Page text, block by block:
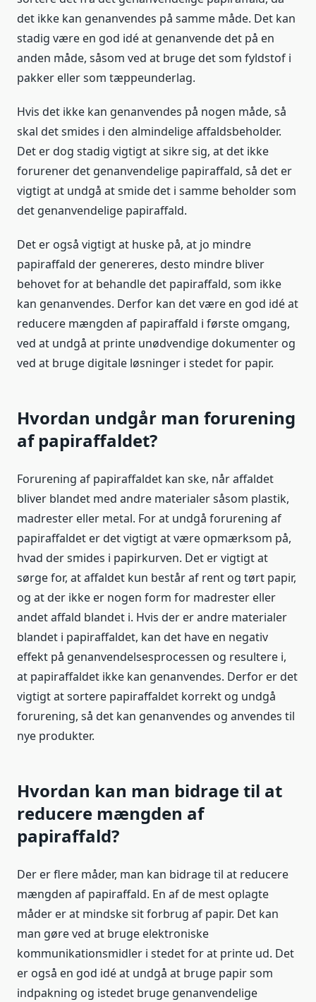
det ikke kan genanvendes på samme måde. Det kan
stadig være en god idé at genanvende det på en
anden måde, såsom ved at bruge det som fyldstof i
pakker eller som tæppeunderlag.
Hvis det ikke kan genanvendes på nogen måde, så
skal det smides i den almindelige affaldsbeholder.
Det er dog stadig vigtigt at sikre sig, at det ikke
forurener det genanvendelige papiraffald, så det er
vigtigt at undgå at smide det i samme beholder som
det genanvendelige papiraffald.
Det er også vigtigt at huske på, at jo mindre
papiraffald der genereres, desto mindre bliver
behovet for at behandle det papiraffald, som ikke
kan genanvendes. Derfor kan det være en god idé at
reducere mængden af papiraffald i første omgang,
ved at undgå at printe unødvendige dokumenter og
ved at bruge digitale løsninger i stedet for papir.
Hvordan undgår man forurening
af papiraffaldet?
Forurening af papiraffaldet kan ske, når affaldet
bliver blandet med andre materialer såsom plastik,
madrester eller metal. For at undgå forurening af
papiraffaldet er det vigtigt at være opmærksom på,
hvad der smides i papirkurven. Det er vigtigt at
sørge for, at affaldet kun består af rent og tørt papir,
og at der ikke er nogen form for madrester eller
andet affald blandet i. Hvis der er andre materialer
blandet i papiraffaldet, kan det have en negativ
effekt på genanvendelsesprocessen og resultere i,
at papiraffaldet ikke kan genanvendes. Derfor er det
vigtigt at sortere papiraffaldet korrekt og undgå
forurening, så det kan genanvendes og anvendes til
nye produkter.
Hvordan kan man bidrage til at
reducere mængden af
papiraffald?
Der er flere måder, man kan bidrage til at reducere
mængden af papiraffald. En af de mest oplagte
måder er at mindske sit forbrug af papir. Det kan
man gøre ved at bruge elektroniske
kommunikationsmidler i stedet for at printe ud. Det
er også en god idé at undgå at bruge papir som
indpakning og istedet bruge genanvendelige